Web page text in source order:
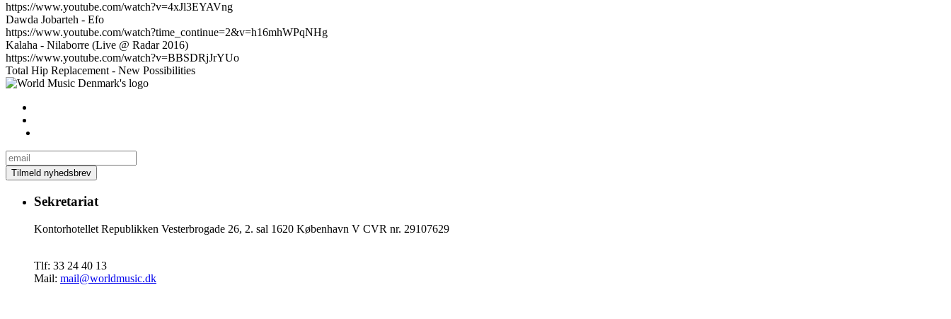
https://www.youtube.com/watch?v=4xJl3EYAVng
Dawda Jobarteh - Efo
https://www.youtube.com/watch?time_continue=2&v=h16mhWPqNHg
Kalaha - Nilaborre (Live @ Radar 2016)
https://www.youtube.com/watch?v=BBSDRjJrYUo
Total Hip Replacement - New Possibilities
Sekretariat
Kontorhotellet Republikken Vesterbrogade 26, 2. sal 1620 København V CVR nr. 29107629
Tlf: 33 24 40 13
Mail: mail@worldmusic.dk